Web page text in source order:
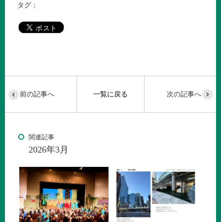
タグ：
一覧に戻る
前の記事へ 次の記事へ
関連記事
2026年3月